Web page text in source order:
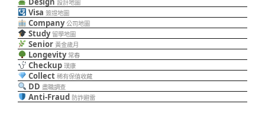
設計地圖
Visa 簽證地圖
Company 公司地圖
Study 留學地圖
Senior 黃金歲月
Longevity 常春
Checkup 璞康
Collect 稀有保值收藏
DD 盡職調查
Anti-Fraud 防詐避雷